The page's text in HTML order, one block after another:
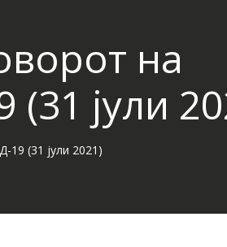
на
јули
(31 јули 2021)